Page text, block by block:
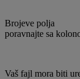
Brojeve polja
poravnajte sa
Vaš fajl mora biti